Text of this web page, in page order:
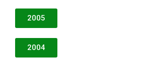
2005
2004